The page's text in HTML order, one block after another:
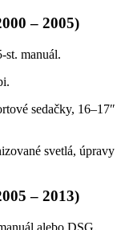
– 2005)
st. manuál.
sedačky, 16–17″
svetlá, úpravy
– 2013)